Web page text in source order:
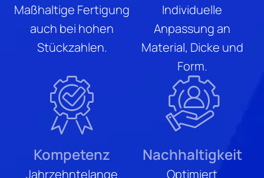
Maßhaltige Fertigung
auch bei hohen
Stückzahlen.
Individuelle
Anpassung an
Material, Dicke und
Form.
Kompetenz
Jahrzehntelange
Nachhaltigkeit
Optimiert